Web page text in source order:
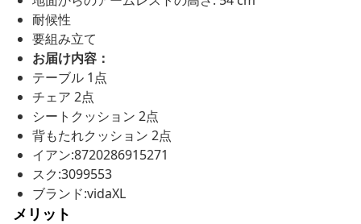
耐候性
要組み立て
お届け内容：
テーブル 1点
チェア 2点
シートクッション 2点
背もたれクッション 2点
イアン:8720286915271
スク:3099553
ブランド:vidaXL
メリット